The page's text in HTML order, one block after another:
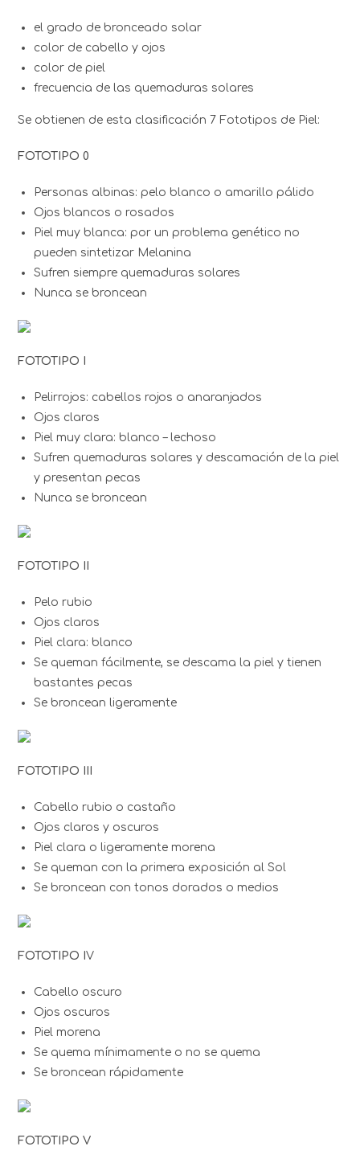
el grado de bronceado solar
color de cabello y ojos
color de piel
frecuencia de las quemaduras solares
Se obtienen de esta clasificación 7 Fototipos de Piel:
FOTOTIPO 0
Personas albinas: pelo blanco o amarillo pálido
Ojos blancos o rosados
Piel muy blanca: por un problema genético no
pueden sintetizar Melanina
Sufren siempre quemaduras solares
Nunca se broncean
FOTOTIPO I
Pelirrojos: cabellos rojos o anaranjados
Ojos claros
Piel muy clara: blanco – lechoso
Sufren quemaduras solares y descamación de la piel
y presentan pecas
Nunca se broncean
FOTOTIPO II
Pelo rubio
Ojos claros
Piel clara: blanco
Se queman fácilmente, se descama la piel y tienen
bastantes pecas
Se broncean ligeramente
FOTOTIPO III
Cabello rubio o castaño
Ojos claros y oscuros
Piel clara o ligeramente morena
Se queman con la primera exposición al Sol
Se broncean con tonos dorados o medios
FOTOTIPO IV
Cabello oscuro
Ojos oscuros
Piel morena
Se quema mínimamente o no se quema
Se broncean rápidamente
FOTOTIPO V